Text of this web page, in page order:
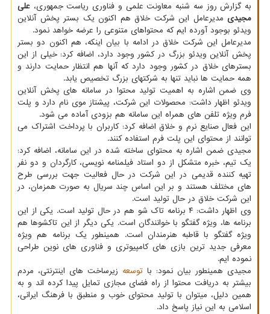
به گزارش روز سه شنبه معاونت علمی و فناوری ریاست جمهوری، علی
مجیدی مدیرعامل این شرکت خلاق هم اکنون یک بستر پخش آنلاین
ویدئو بوجود آورده ایم که محتواهای متنوعی را عرضه خواهد نمود.
مدیرعامل این شرکت خلاق در ادامه با بیان اینکه، هم اکنون دو بستر
پخش آنلاین ویدئو بزرگ در کشور وجود دارد، اضافه کرد: خیلی از این
بسترهای خلاق در کشور وجود دارد که آنها هم انتظار حمایت دارند و
همه حمایت ها نباید تنها به شرکتهای بزرگ تخصیص یابد.
وی ضمن اشاره به اهمیت تولید محتوا در سامانه های پخش آنلاین
ویدئو اظهار داشت: محصولات این شرکت، پیشتاز موی نام دارد و پلت
فرم ویژه تلفن های همراه این سامانه هم بزودی آماده می شود.
این فعال صنایع نرم و خلاق اضافه کرد: کاربران با پرداخت اشتراک می
توانند از محتوای این پلت فرم استفاده کنند.
مجیدی ضمن اشاره به محتوای ساخته شده در این سامانه، اضافه کرد:
یک تیم، خبره متشکل از دو استاد فیلمنامه نویسی، کارگردان و دو نفر
تهیه کننده قدیمی در این شرکت در حال فعالیت جهت بررسی طرح
های مختلف هستند و بر این اساس چند سریال به صورت همزمان، در
این شرکت خلاق در حال تولید است.
وی اظهار داشت: ۴ برنامه تاک شو هم در حال تولید است. یکی از این
برنامه ها، ویژه گفتگو با خوانندگان است. یکی دیگر از این تاکشوها هم
ویژه گفتگو با قاطبه هنرمندان است. همینطور یک برنامه هم ویژه
معرفی جدید ترین بازی های کامپیوتری و فناوری های نوین طراحی
نموده ایم.
مجیدی همینطور بیان نمود: با توسعه زیرساخت های اینترنتی، مردم
بیشتر به دریافت محتوا از راه فضای مجازی تمایل پیدا کرده اند و به
همین دلیل، میتوان با تولید محتوای خوب و منطبق با فرهنگ ایرانی،
اسلامی به این نیاز پاسخ داد.